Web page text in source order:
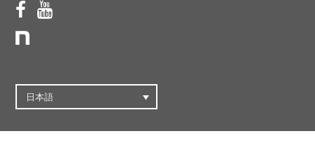
日本語